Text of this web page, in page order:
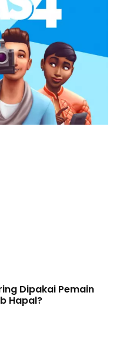
Dipakai Pemain
Hapal?